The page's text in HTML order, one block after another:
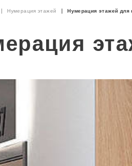
Нумерация этажей Нумерация этажей для